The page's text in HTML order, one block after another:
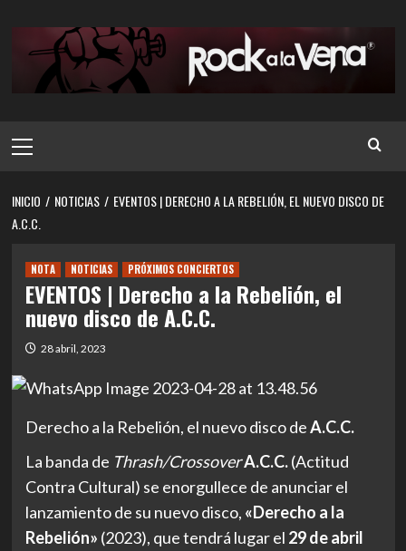
contenido
principal
INICIO NOTICIAS
EVENTOS | DERECHO A LA REBELIÓN, EL NUEVO DISCO DE
A.C.C.
NOTA NOTICIAS PRÓXIMOS CONCIERTOS
EVENTOS | Derecho a la Rebelión, el
nuevo disco de A.C.C.
28 abril, 2023
Derecho a la Rebelión, el nuevo disco deA.C.C.
La banda de Thrash/CrossoverA.C.C.(Actitud
Contra Cultural) se enorgullece de anunciar el
lanzamiento de su nuevo disco, «Derecho a la
Rebelión» (2023), que tendrá lugar el 29 de abril